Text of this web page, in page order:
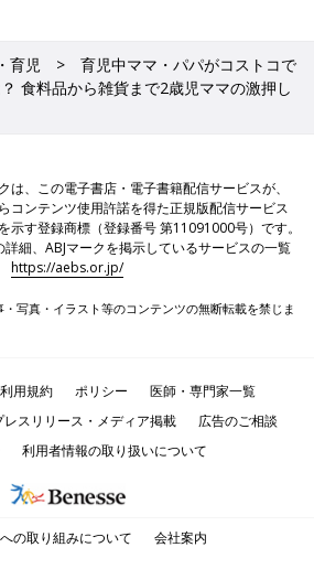
育児
育児中ママ・パパがコストコで
食料品から雑貨まで2歳児ママの激押し
は、この電子書店・電子書籍配信サービスが、
コンテンツ使用許諾を得た正規版配信サービス
示す登録商標（登録番号 第11091000号）です。
詳細、ABJマークを掲示しているサービスの一覧
https://aebs.or.jp/
写真・イラスト等のコンテンツの無断転載を禁じま
利用規約 ポリシー
医師・専門家一覧
レスリリース・メディア掲載
広告のご相談
利用者情報の取り扱いについて
の取り組みについて 会社案内